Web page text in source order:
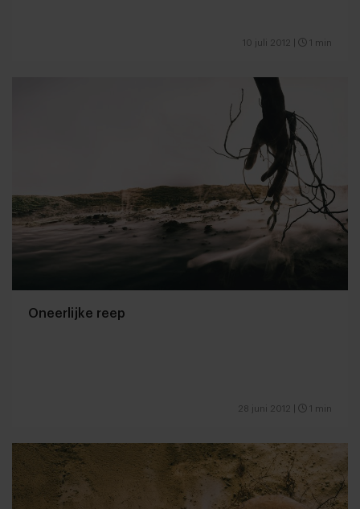
10 juli 2012 1 min
Oneerlijke reep
28 juni 2012 1 min